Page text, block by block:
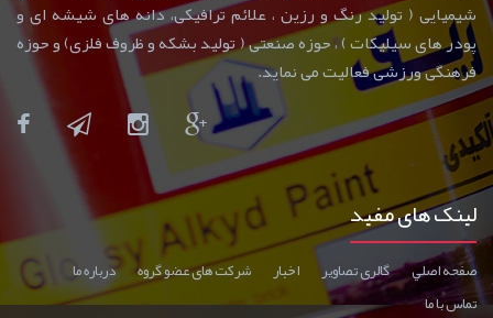
شیمیایی ( تولید رنگ و رزین ، علائم ترافیکی، دانه های شیشه ای و
پودر های سیلیکات ) ، حوزه صنعتی ( تولید بشکه و ظروف فلزی) و حوزه
فرهنگی ورزشی فعالیت می نماید.
لینک های مفید
صفحه اصلي گالری تصاوير اخبار شرکت های عضو گروه
درباره ما
تماس با ما